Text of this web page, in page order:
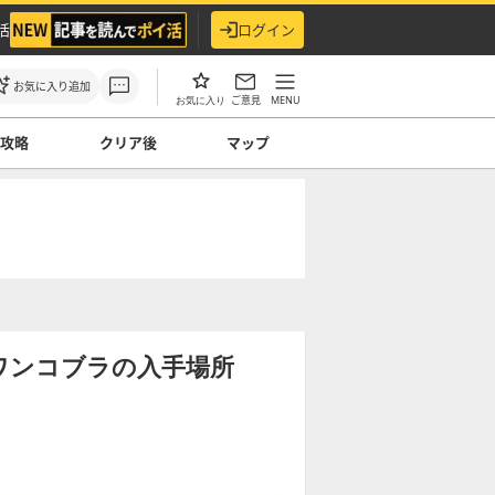
ログイン
お気に入り追加
お気に入り ご意見 MENU
略 クリア後 マップ
コブラの入手場所